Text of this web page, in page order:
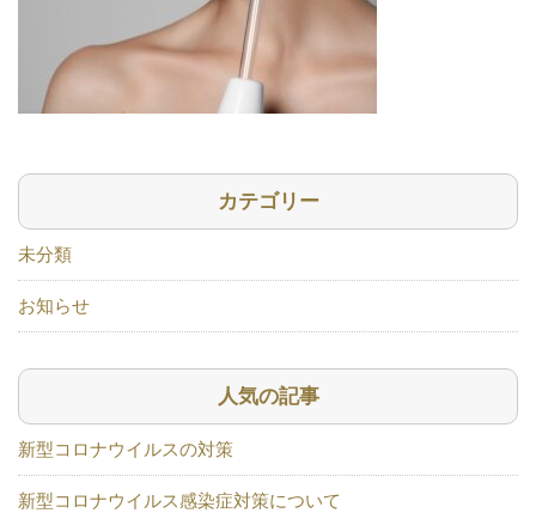
カテゴリー
未分類
お知らせ
人気の記事
新型コロナウイルスの対策
新型コロナウイルス感染症対策について